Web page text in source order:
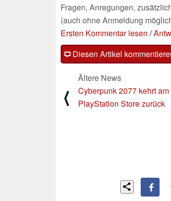
Fragen, Anregungen,
(auch ohne Anmeldung
Ersten Kommentar lesen /
Diesen Artikel
⟨
Ältere News
Cyberpunk 2077 kehrt
PlayStation Store zurück